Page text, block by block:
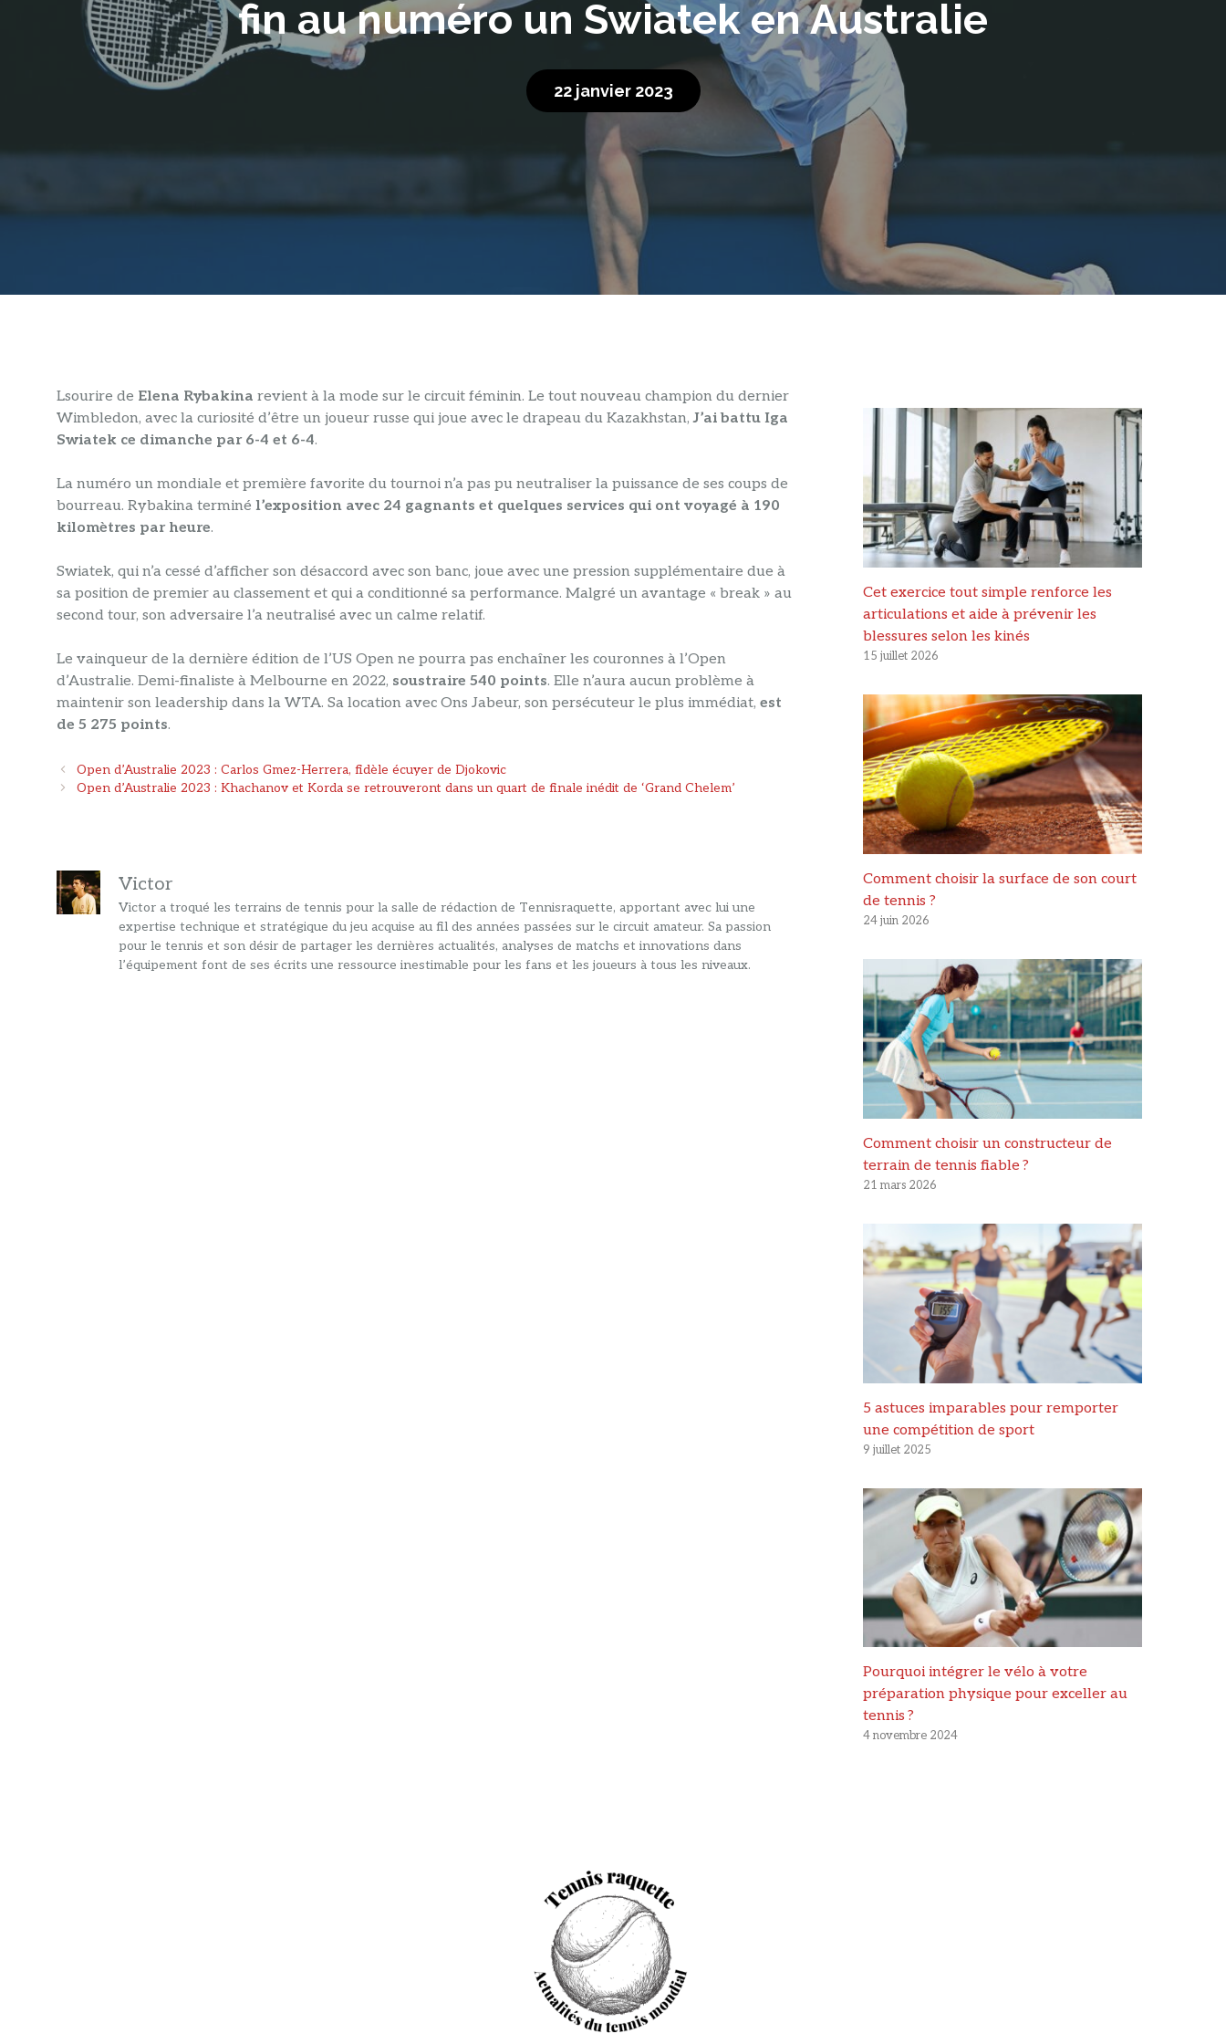
fin au numéro un Swiatek en Australie
22 janvier 2023
Lsourire de Elena Rybakina revient à la mode sur le circuit féminin. Le tout nouveau champion du dernier
Wimbledon, avec la curiosité d’être un joueur russe qui joue avec le drapeau du Kazakhstan, J’ai battu Iga
Swiatek ce dimanche par 6-4 et 6-4.
La numéro un mondiale et première favorite du tournoi n’a pas pu neutraliser la puissance de ses coups de
bourreau. Rybakina terminé l’exposition avec 24 gagnants et quelques services qui ont voyagé à 190
kilomètres par heure.
Swiatek, qui n’a cessé d’afficher son désaccord avec son banc, joue avec une pression supplémentaire due à
sa position de premier au classement et qui a conditionné sa performance. Malgré un avantage « break » au
second tour, son adversaire l’a neutralisé avec un calme relatif.
Le vainqueur de la dernière édition de l’US Open ne pourra pas enchaîner les couronnes à l’Open
d’Australie. Demi-finaliste à Melbourne en 2022, soustraire 540 points. Elle n’aura aucun problème à
maintenir son leadership dans la WTA. Sa location avec Ons Jabeur, son persécuteur le plus immédiat, est
de 5 275 points.
Navigation
des
Open d’Australie 2023 : Carlos Gmez-Herrera, fidèle écuyer de Djokovic
Open d’Australie 2023 : Khachanov et Korda se retrouveront dans un quart de finale inédit de ‘Grand Chelem’
Victor
Victor a troqué les terrains de tennis pour la salle de rédaction de Tennisraquette, apportant avec lui une
expertise technique et stratégique du jeu acquise au fil des années passées sur le circuit amateur. Sa passion
pour le tennis et son désir de partager les dernières actualités, analyses de matchs et innovations dans
l’équipement font de ses écrits une ressource inestimable pour les fans et les joueurs à tous les niveaux.
Cet exercice tout simple renforce les
articulations et aide à prévenir les
blessures selon les kinés
15 juillet 2026
Comment choisir la surface de son court
de tennis ?
24 juin 2026
Comment choisir un constructeur de
terrain de tennis fiable ?
21 mars 2026
5 astuces imparables pour remporter
une compétition de sport
9 juillet 2025
Pourquoi intégrer le vélo à votre
préparation physique pour exceller au
tennis ?
4 novembre 2024